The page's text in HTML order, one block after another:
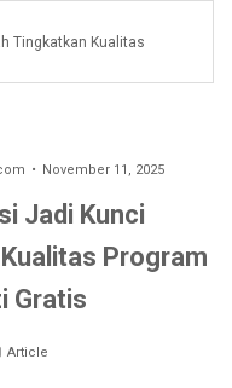
Tingkatkan Kualitas
November 11, 2025
Jadi Kunci
Program
Gratis
Article